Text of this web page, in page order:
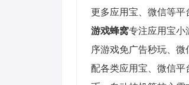
更多应用宝、微信等
游戏蜂窝专注应用宝小
序游戏免广告秒玩、
配各类应用宝、微信